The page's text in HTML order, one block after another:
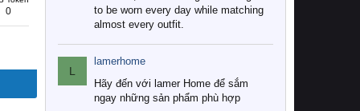
0
to be worn every day while matching
almost every outfit.
L
lamerhome
Hãy đến với lamer Home để sắm
ngay những sản phẩm phù hợp